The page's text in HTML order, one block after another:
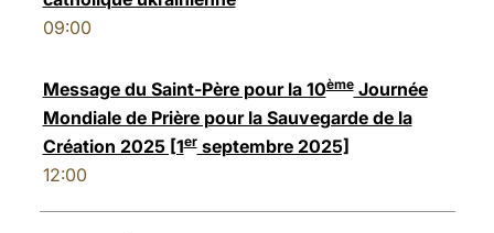
09:00
Message du Saint-Père pour la 10èmeJournée
Mondiale de Prière pour la Sauvegarde de la
Création 2025 [1erseptembre 2025]
12:00